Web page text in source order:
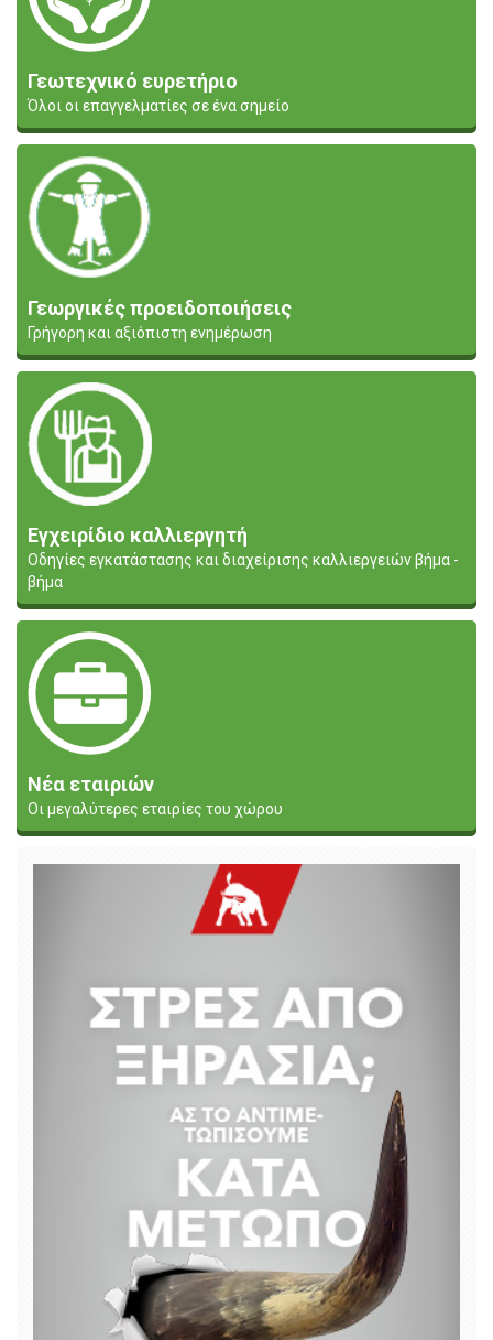
Γεωτεχνικό ευρετήριο
Όλοι οι επαγγελματίες σε ένα σημείο
Γεωργικές προειδοποιήσεις
Γρήγορη και αξιόπιστη ενημέρωση
Εγχειρίδιο καλλιεργητή
Οδηγίες εγκατάστασης και διαχείρισης καλλιεργειών βήμα -
βήμα
Νέα εταιριών
Οι μεγαλύτερες εταιρίες του χώρου